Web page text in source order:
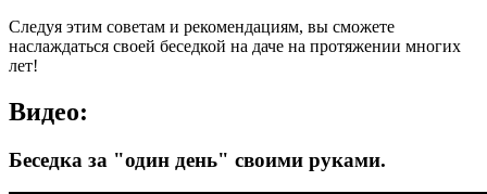
Следуя этим советам и рекомендациям, вы сможете
наслаждаться своей беседкой на даче на протяжении многих
лет!
Видео:
Беседка за "один день" своими руками.